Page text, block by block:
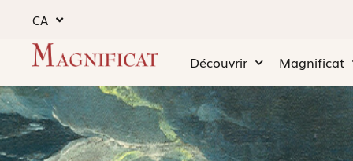
CA
Découvrir Magnificat